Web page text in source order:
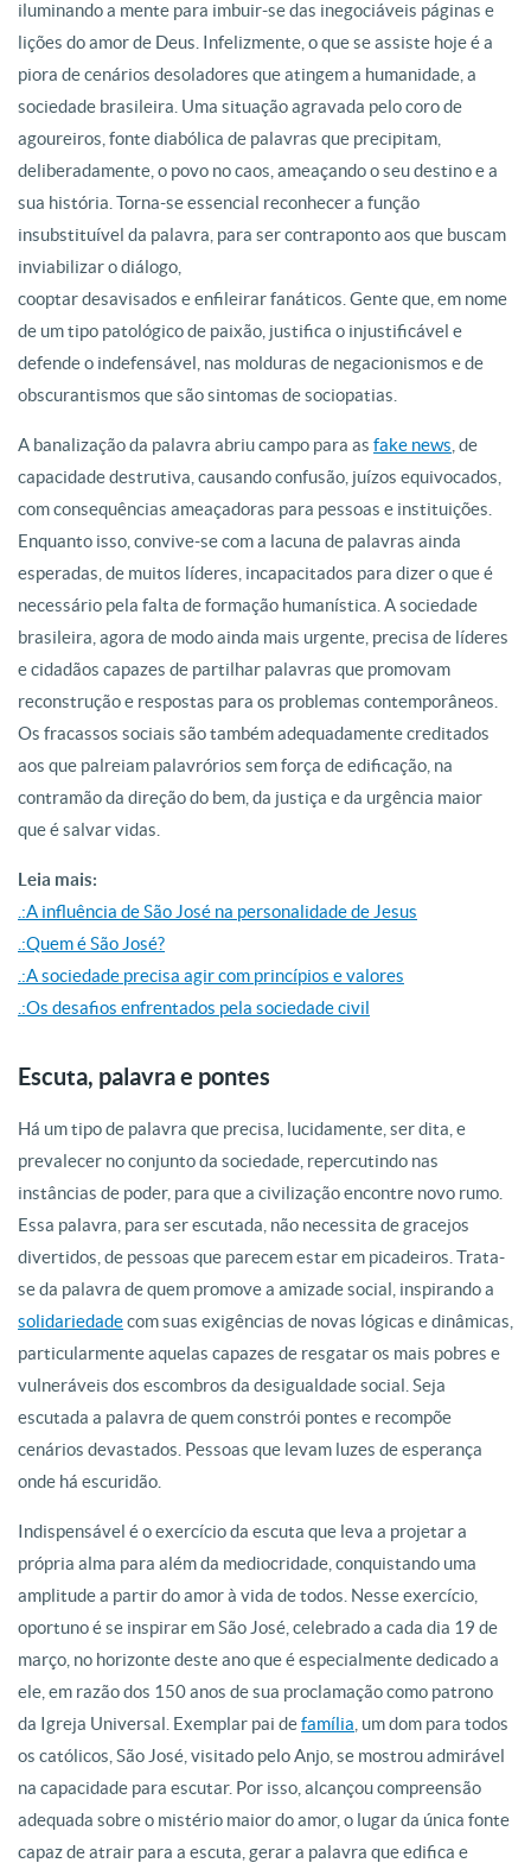
iluminando a mente para imbuir-se das inegociáveis páginas e
lições do amor de Deus. Infelizmente, o que se assiste hoje é a
piora de cenários desoladores que atingem a humanidade, a
sociedade brasileira. Uma situação agravada pelo coro de
agoureiros, fonte diabólica de palavras que precipitam,
deliberadamente, o povo no caos, ameaçando o seu destino e a
sua história. Torna-se essencial reconhecer a função
insubstituível da palavra, para ser contraponto aos que buscam
inviabilizar o diálogo,
cooptar desavisados e enfileirar fanáticos. Gente que, em nome
de um tipo patológico de paixão, justifica o injustificável e
defende o indefensável, nas molduras de negacionismos e de
obscurantismos que são sintomas de sociopatias.
A banalização da palavra abriu campo para as fake news , de
capacidade destrutiva, causando confusão, juízos equivocados,
com consequências ameaçadoras para pessoas e instituições.
Enquanto isso, convive-se com a lacuna de palavras ainda
esperadas, de muitos líderes, incapacitados para dizer o que é
necessário pela falta de formação humanística. A sociedade
brasileira, agora de modo ainda mais urgente, precisa de líderes
e cidadãos capazes de partilhar palavras que promovam
reconstrução e respostas para os problemas contemporâneos.
Os fracassos sociais são também adequadamente creditados
aos que palreiam palavrórios sem força de edificação, na
contramão da direção do bem, da justiça e da urgência maior
que é salvar vidas.
Leia mais:
.:A influência de São José na personalidade de Jesus
.:Quem é São José?
.:A sociedade precisa agir com princípios e valores
.:Os desafios enfrentados pela sociedade civil
Escuta, palavra e pontes
Há um tipo de palavra que precisa, lucidamente, ser dita, e
prevalecer no conjunto da sociedade, repercutindo nas
instâncias de poder, para que a civilização encontre novo rumo.
Essa palavra, para ser escutada, não necessita de gracejos
divertidos, de pessoas que parecem estar em picadeiros. Trata-
se da palavra de quem promove a amizade social, inspirando a
solidariedadecom suas exigências de novas lógicas e dinâmicas,
particularmente aquelas capazes de resgatar os mais pobres e
vulneráveis dos escombros da desigualdade social. Seja
escutada a palavra de quem constrói pontes e recompõe
cenários devastados. Pessoas que levam luzes de esperança
onde há escuridão.
Indispensável é o exercício da escuta que leva a projetar a
própria alma para além da mediocridade, conquistando uma
amplitude a partir do amor à vida de todos. Nesse exercício,
oportuno é se inspirar em São José, celebrado a cada dia 19 de
março, no horizonte deste ano que é especialmente dedicado a
ele, em razão dos 150 anos de sua proclamação como patrono
da Igreja Universal. Exemplar pai defamília , um dom para todos
os católicos, São José, visitado pelo Anjo, se mostrou admirável
na capacidade para escutar. Por isso, alcançou compreensão
adequada sobre o mistério maior do amor, o lugar da única fonte
capaz de atrair para a escuta, gerar a palavra que edifica e